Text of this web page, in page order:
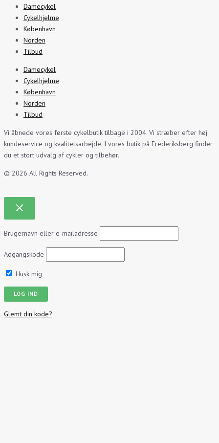
Damecykel
Cykelhjelme
København
Norden
Tilbud
Damecykel
Cykelhjelme
København
Norden
Tilbud
Vi åbnede vores første cykelbutik tilbage i 2004. Vi stræber efter høj
kundeservice og kvalitetsarbejde. I vores butik på Frederiksberg finder
du et stort udvalg af cykler og tilbehør.
© 2026 All Rights Reserved.
Brugernavn eller e-mailadresse
Adgangskode
Husk mig
Glemt din kode?